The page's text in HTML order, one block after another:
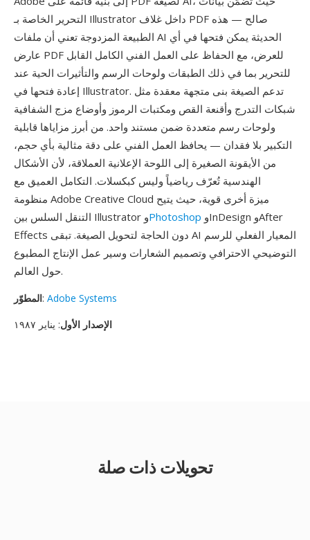
التحرير الخاصة بـ Illustrator داخل غلاف PDF صالح — هذه
الطبيعة المزدوجة تعني أن ملفات AI الحديثة يمكن فتحها في أي
عارض PDF للعرض، مع الحفاظ على العمل الفني الكامل القابل
للتحرير بما في ذلك الطبقات ولوحات الرسم والتأثيرات الحية عند
إعادة فتحها في Illustrator. تدعم الصيغة بنى متجهة معقدة مثل
شبكات التدرج وأقنعة القص ومكتبات الرموز وأوضاع مزج الشفافية
ولوحات رسم متعددة ضمن مستند واحد. من أبرز مزاياها قابلية
التكبير بلا فقدان — يحافظ العمل الفني على دقة مثالية بأي حجم،
من الأيقونة الصغيرة إلى اللوحة الإعلانية العملاقة، لأن الأشكال
الهندسية تُعرّف رياضياً وليس كبكسلات. التكامل العميق مع
منظومة Adobe Creative Cloud ميزة أخرى قوية، حيث يتيح
التنقل السلس بين Illustrator وPhotoshop
Effects دون الحاجة لتحويل الصيغة. تبقى AI المعيار الفعلي للرسم
التوضيحي الاحترافي وتصميم الشعارات وسير عمل الإنتاج المطبوع
حول العالم.
المطوّر: Adobe Systems
الإصدار الأول: يناير ١٩٨٧
تحويلات ذات صلة